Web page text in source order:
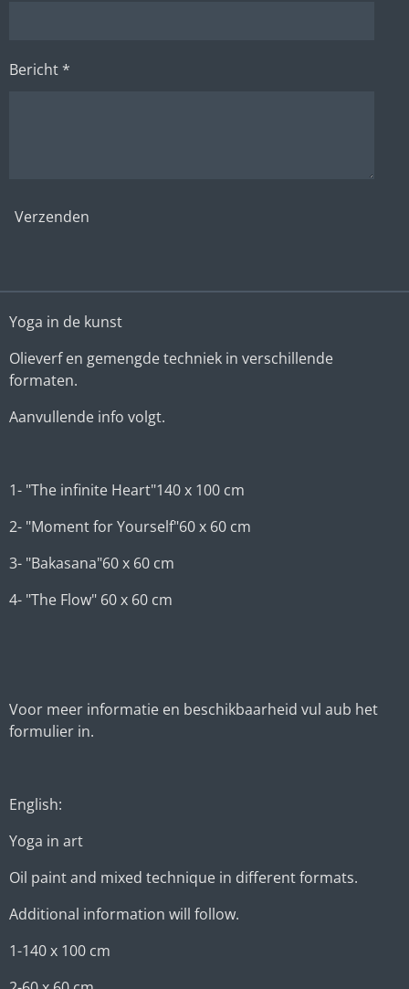
Bericht *
Verzenden
Yoga in de kunst
Olieverf en gemengde techniek in verschillende
formaten.
Aanvullende info volgt.
1- "The infinite Heart"140 x 100 cm
2- "Moment for Yourself"60 x 60 cm
3- "Bakasana"60 x 60 cm
4- "The Flow" 60 x 60 cm
Voor meer informatie en beschikbaarheid vul aub het
formulier in.
English:
Yoga in art
Oil paint and mixed technique in different formats.
Additional information will follow.
1-140 x 100 cm